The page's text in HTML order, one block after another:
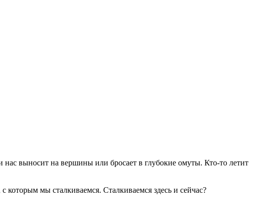
выносит на вершины или бросает в глубокие омуты. Кто-то летит
мы сталкиваемся. Сталкиваемся здесь и сейчас?